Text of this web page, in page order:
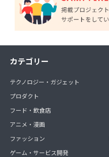
カテゴリー
テクノロジー・ガジェット
プロダクト
フード・飲食店
アニメ・漫画
ファッション
ゲーム・サービス開発